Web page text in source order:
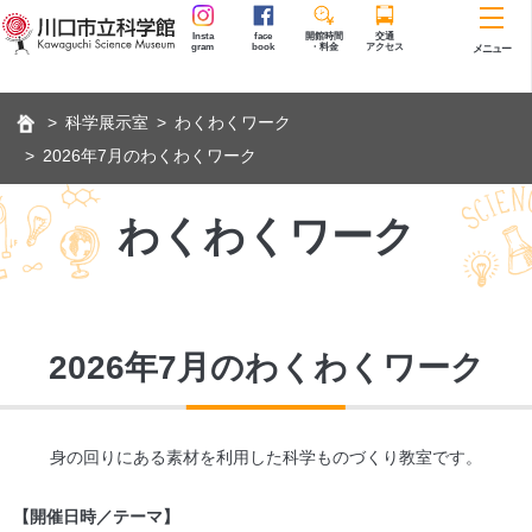
Insta
gram
face
book
開館時間
・料金
交通
アクセス
メニュー
科学展示室
わくわくワーク
2026年7月のわくわくワーク
わくわくワーク
2026年7月のわくわくワーク
身の回りにある素材を利用した科学ものづくり教室です。
【開催日時／テーマ】